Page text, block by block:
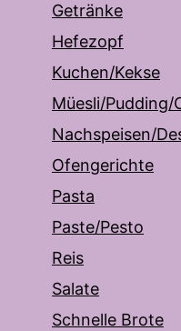
Getränke
Hefezopf
Kuchen/Kekse
Müesli/Pudding/
Nachspeisen/
Ofengerichte
Pasta
Paste/Pesto
Reis
Salate
Schnelle Brote